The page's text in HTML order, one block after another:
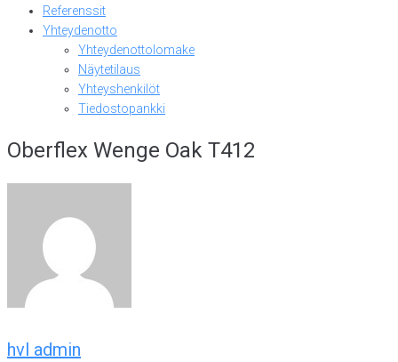
Referenssit
Yhteydenotto
Yhteydenottolomake
Näytetilaus
Yhteyshenkilöt
Tiedostopankki
Oberflex Wenge Oak T412
hvl admin